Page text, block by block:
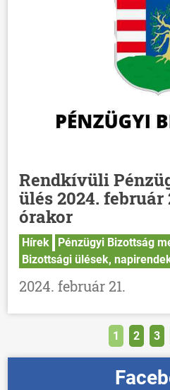
Rendkívüli
ülés 2024. február
órakor
Hírek
Pénzügyi Bizottság
Bizottsági ülések,
2024. február 21.
1 2 3